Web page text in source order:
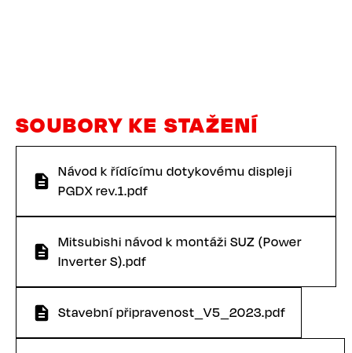
SOUBORY KE STAŽENÍ
Návod k řídícímu dotykovému displeji
PGDX rev.1.pdf
Mitsubishi návod k montáži SUZ (Power
Inverter S).pdf
Stavební připravenost_V5_2023.pdf